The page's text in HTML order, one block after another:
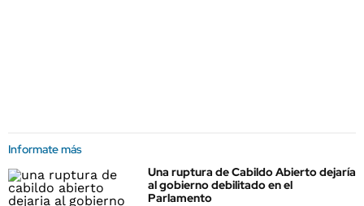
Informate más
Una ruptura de Cabildo Abierto dejaría
al gobierno debilitado en el
Parlamento